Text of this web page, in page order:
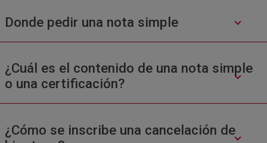
Donde pedir una nota simple
¿Cuál es el contenido de una nota simple
o una certificación?
¿Cómo se inscribe una cancelación de